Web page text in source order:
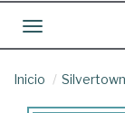
Toggle
Inicio